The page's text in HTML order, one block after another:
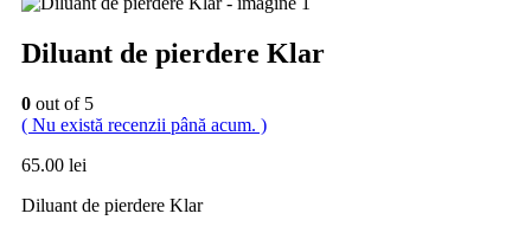
Diluant de pierdere Klar
0 out of 5
( Nu există recenzii până acum. )
65.00 lei
Diluant de pierdere Klar